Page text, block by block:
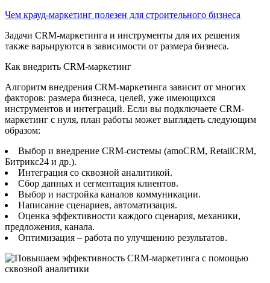
Чем крауд-маркетинг полезен для строительного бизнеса
Задачи CRM-маркетинга и инструменты для их решения
также варьируются в зависимости от размера бизнеса.
Как внедрить CRM-маркетинг
Алгоритм внедрения CRM-маркетинга зависит от многих
факторов: размера бизнеса, целей, уже имеющихся
инструментов и интеграций. Если вы подключаете CRM-
маркетинг с нуля, план работы может выглядеть следующим
образом:
Выбор и внедрение CRM-системы (amoCRM, RetailCRM,
Битрикс24 и др.).
Интеграция со сквозной аналитикой.
Сбор данных и сегментация клиентов.
Выбор и настройка каналов коммуникации.
Написание сценариев, автоматизация.
Оценка эффективности каждого сценария, механики,
предложения, канала.
Оптимизация – работа по улучшению результатов.